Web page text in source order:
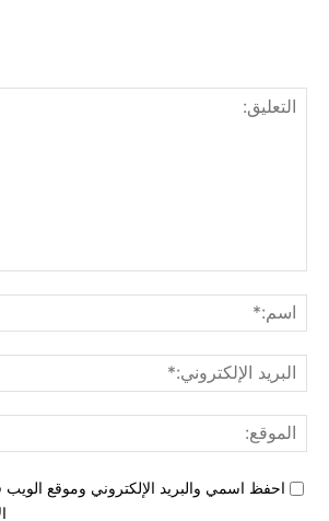
احفظ اسمي والبريد الإلكتروني وموقع